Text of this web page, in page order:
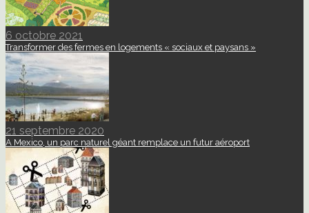
6 octobre 2021
Transformer des fermes en logements « sociaux et paysans »
21 septembre 2020
A Mexico, un parc naturel géant remplace un futur aéroport